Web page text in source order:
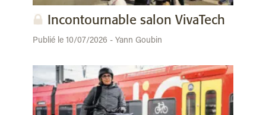
Incontournable salon VivaTech
Publié le 10/07/2026 - Yann Goubin